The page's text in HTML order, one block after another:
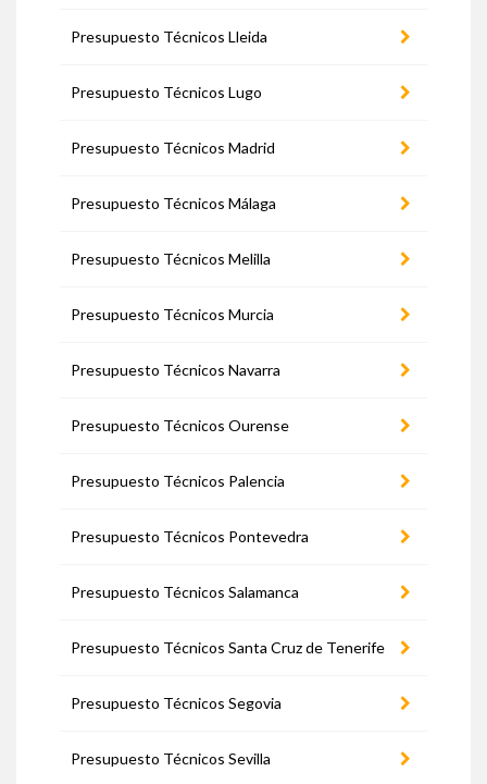
Presupuesto Técnicos Lleida
Presupuesto Técnicos Lugo
Presupuesto Técnicos Madrid
Presupuesto Técnicos Málaga
Presupuesto Técnicos Melilla
Presupuesto Técnicos Murcia
Presupuesto Técnicos Navarra
Presupuesto Técnicos Ourense
Presupuesto Técnicos Palencia
Presupuesto Técnicos Pontevedra
Presupuesto Técnicos Salamanca
Presupuesto Técnicos Santa Cruz de Tenerife
Presupuesto Técnicos Segovia
Presupuesto Técnicos Sevilla